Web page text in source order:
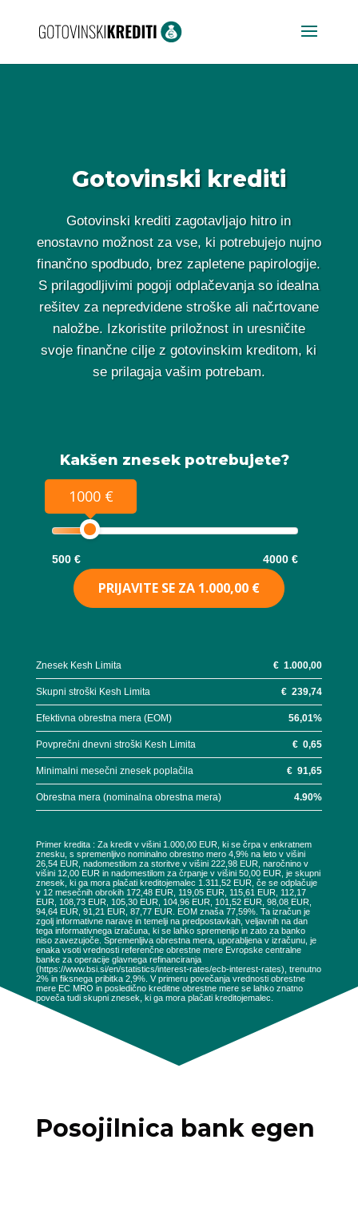
Gotovinski krediti
Gotovinski krediti zagotavljajo hitro in
enostavno možnost za vse, ki potrebujejo nujno
finančno spodbudo, brez zapletene papirologije.
S prilagodljivimi pogoji odplačevanja so idealna
rešitev za nepredvidene stroške ali načrtovane
naložbe. Izkoristite priložnost in uresničite
svoje finančne cilje z gotovinskim kreditom, ki
se prilagaja vašim potrebam.
Kakšen znesek potrebujete?
1000 €
500 € 4000 €
PRIJAVITE SE ZA 1.000,00 €
Znesek Kesh Limita €1.000,00
Skupni stroški Kesh Limita €239,74
Efektivna obrestna mera (EOM) 56,01%
Povprečni dnevni stroški Kesh Limita €0,65
Minimalni mesečni znesek poplačila €91,65
Obrestna mera (nominalna obrestna mera) 4.90%
Primer kredita : Za kredit v višini 1.000,00 EUR, ki se črpa v enkratnem
znesku, s spremenljivo nominalno obrestno mero 4,9% na leto v višini
26,54 EUR, nadomestilom za storitve v višini 222,98 EUR, naročnino v
višini 12,00 EUR in nadomestilom za črpanje v višini 50,00 EUR, je skupni
znesek, ki ga mora plačati kreditojemalec 1.311,52 EUR, če se odplačuje
v 12 mesečnih obrokih 172,48 EUR, 119,05 EUR, 115,61 EUR, 112,17
EUR, 108,73 EUR, 105,30 EUR, 104,96 EUR, 101,52 EUR, 98,08 EUR,
94,64 EUR, 91,21 EUR, 87,77 EUR. EOM znaša 77,59%. Ta izračun je
zgolj informativne narave in temelji na predpostavkah, veljavnih na dan
tega informativnega izračuna, ki se lahko spremenijo in zato za banko
niso zavezujoče. Spremenljiva obrestna mera, uporabljena v izračunu, je
enaka vsoti vrednosti referenčne obrestne mere Evropske centralne
banke za operacije glavnega refinanciranja
(https://www.bsi.si/en/statistics/interest-rates/ecb-interest-rates), trenutno
2% in fiksnega pribitka 2,9%. V primeru povečanja vrednosti obrestne
mere EC MRO in posledično kreditne obrestne mere se lahko znatno
poveča tudi skupni znesek, ki ga mora plačati kreditojemalec.
Posojilnica bank egen